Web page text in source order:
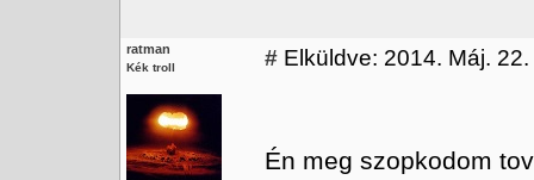
ratman
Kék troll # Elküldve: 2014. Máj.
Én meg szopkodom